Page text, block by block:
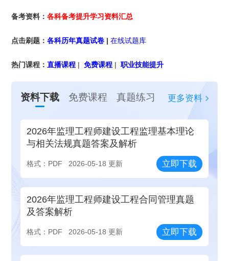
备考资料：各科备考提升学习资料汇总
点击刷题：各科历年真题试卷 |在线试题库
热门课程：直播课程 |免费课程 | 职业技能提升
资料下载 免费课程 真题练习 更多资料
2026年监理工程师建设工程监理基本理论
与相关法规真题答案及解析
格式：PDF 2026-05-18 更新 立即下载
2026年监理工程师建设工程合同管理真题
及答案解析
格式：PDF 2026-05-18 更新 立即下载